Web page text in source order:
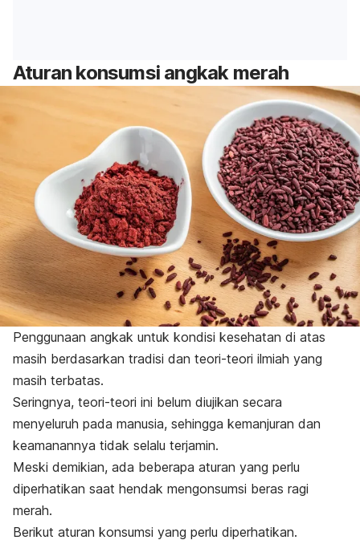
Aturan konsumsi angkak merah
Penggunaan angkak untuk kondisi kesehatan di atas
masih berdasarkan tradisi dan teori-teori ilmiah yang
masih terbatas.
Seringnya, teori-teori ini belum diujikan secara
menyeluruh pada manusia, sehingga kemanjuran dan
keamanannya tidak selalu terjamin.
Meski demikian, ada beberapa aturan yang perlu
diperhatikan saat hendak mengonsumsi beras ragi
merah.
Berikut aturan konsumsi yang perlu diperhatikan.